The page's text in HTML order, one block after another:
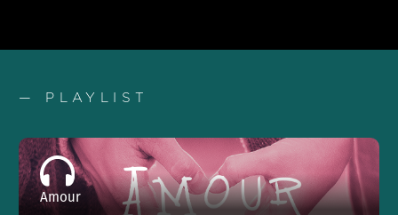
— PLAYLIST
Amour